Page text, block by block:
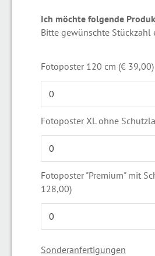
Ich möchte folgende
Bitte gewünschte Stückzahl
Fotoposter 120 cm (€ 39,00)
Fotoposter XL ohne
Fotoposter "Premium" mit
128,00)
Sonderanfertigungen